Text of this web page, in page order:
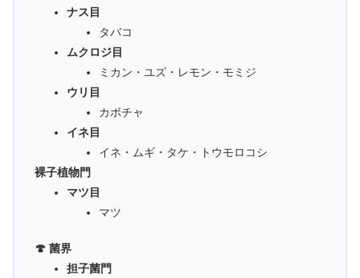
ナス目
タバコ
ムクロジ目
ミカン・ユズ・レモン・モミジ
ウリ目
カボチャ
イネ目
イネ・ムギ・タケ・トウモロコシ
裸子植物門
マツ目
マツ
🍄 菌界
担子菌門